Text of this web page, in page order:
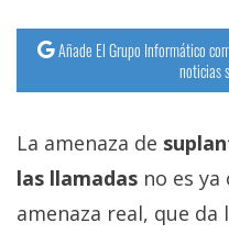
Añade El Grupo Informático
noticias
La amenaza de
las llamadas no es ya
amenaza real, que da